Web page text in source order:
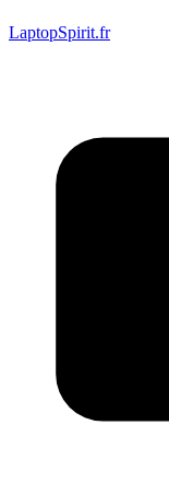
LaptopSpirit.fr